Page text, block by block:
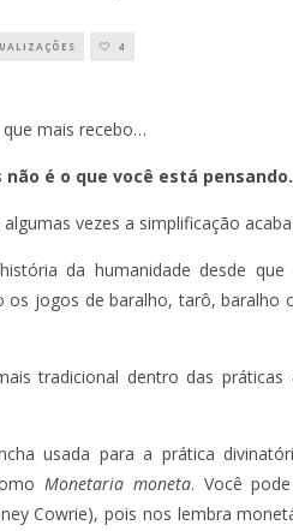
4
mais recebo…
não é o que você está pensando.
vezes a simplificação
da humanidade desde
os jogos de baralho, tarô,
tradicional dentro das
usada para a prática
Monetaria moneta. Você
Cowrie), pois nos lembra